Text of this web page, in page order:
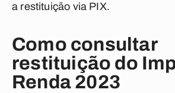
a restituição via PIX.
Como consultar
restituição do
Renda 2023